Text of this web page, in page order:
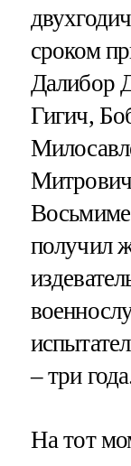
сроком
Далибор
Гигич,
получил
– три
На тот